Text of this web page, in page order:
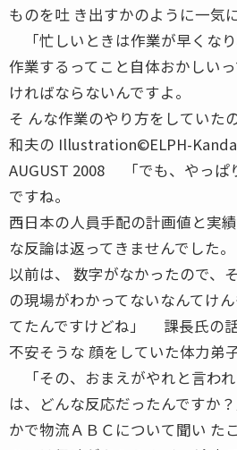
ものを吐 き出すかのように一気に
「忙しいときは作業が早くな
作業するってこと自体おかしい
ければならないんですよ。
そ んな作業のやり方をしていた
和夫の Illustration©ELPH-
AUGUST 2008 「でも、やっぱ
ですね。
西日本の人員手配の計画値と実
な反論は返ってきませんでした。
以前は、 数字がなかったので、
の現場がわかってないなんてけ
てたんですけどね」 課長氏の
不安そうな 顔をしていた体力弟
「その、おまえがやれと言わ
は、どんな反応だったんですか
かで物流ＡＢＣについて聞い た